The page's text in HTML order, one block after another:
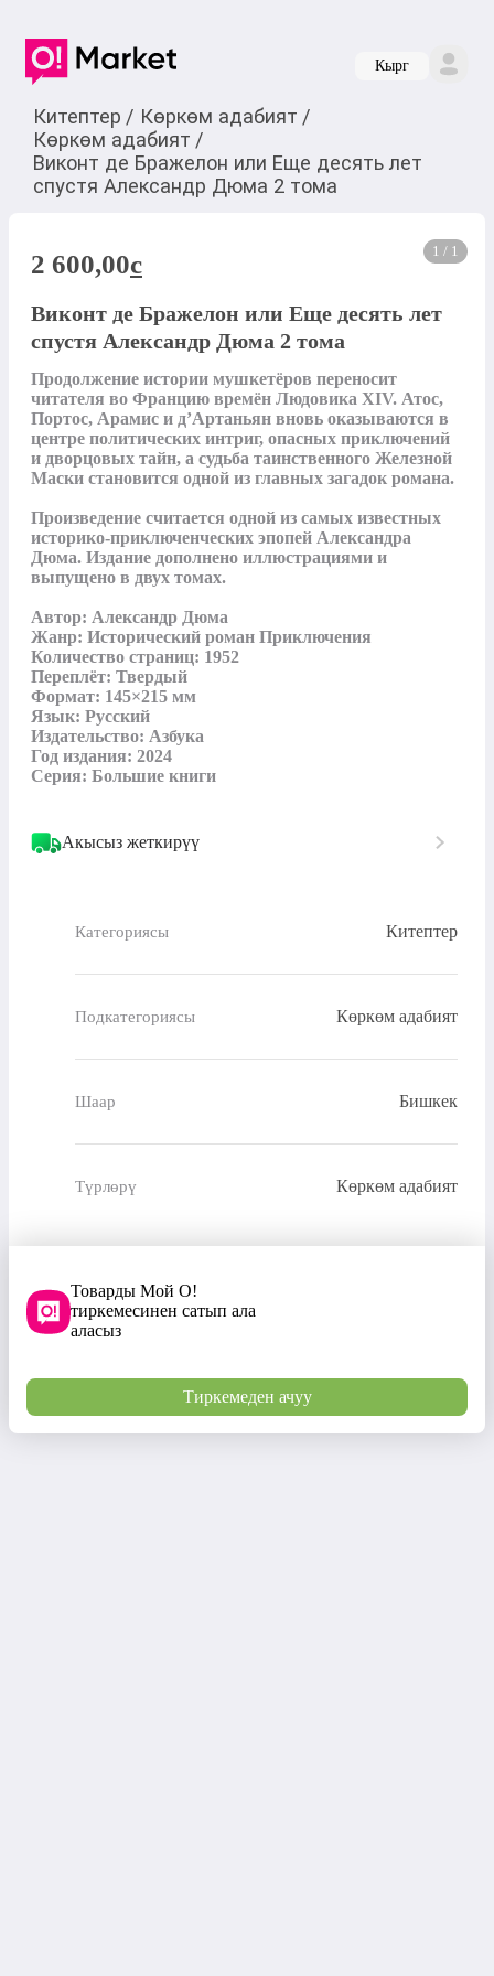
Кырг
Китептер / Көркөм адабият /
Көркөм адабият /
Виконт де Бражелон или Еще десять лет
спустя Александр Дюма 2 тома
1 / 1
2 600,00c
Виконт де Бражелон или Еще десять лет
спустя Александр Дюма 2 тома
Продолжение истории мушкетёров переносит
читателя во Францию времён Людовика XIV. Атос,
Портос, Арамис и д’Артаньян вновь оказываются в
центре политических интриг, опасных приключений
и дворцовых тайн, а судьба таинственного Железной
Маски становится одной из главных загадок романа.
Произведение считается одной из самых известных
историко-приключенческих эпопей Александра
Дюма. Издание дополнено иллюстрациями и
выпущено в двух томах.
Автор: Александр Дюма
Жанр: Исторический роман Приключения
Количество страниц: 1952
Переплёт: Твердый
Формат: 145×215 мм
Язык: Русский
Издательство: Азбука
Год издания: 2024
Серия: Большие книги
Акысыз жеткирүү
Категориясы Китептер
Подкатегориясы Көркөм адабият
Шаар Бишкек
Түрлөрү Көркөм адабият
Товарды Мой О!
тиркемесинен сатып ала
аласыз
Тиркемеден ачуу